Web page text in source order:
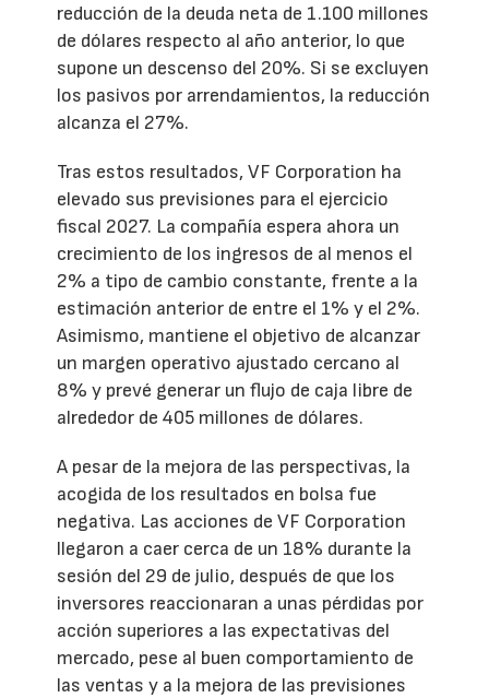
reducción de la deuda neta de 1.100 millones
de dólares respecto al año anterior, lo que
supone un descenso del 20%. Si se excluyen
los pasivos por arrendamientos, la reducción
alcanza el 27%.
Tras estos resultados, VF Corporation ha
elevado sus previsiones para el ejercicio
fiscal 2027. La compañía espera ahora un
crecimiento de los ingresos de al menos el
2% a tipo de cambio constante, frente a la
estimación anterior de entre el 1% y el 2%.
Asimismo, mantiene el objetivo de alcanzar
un margen operativo ajustado cercano al
8% y prevé generar un flujo de caja libre de
alrededor de 405 millones de dólares.
A pesar de la mejora de las perspectivas, la
acogida de los resultados en bolsa fue
negativa. Las acciones de VF Corporation
llegaron a caer cerca de un 18% durante la
sesión del 29 de julio, después de que los
inversores reaccionaran a unas pérdidas por
acción superiores a las expectativas del
mercado, pese al buen comportamiento de
las ventas y a la mejora de las previsiones